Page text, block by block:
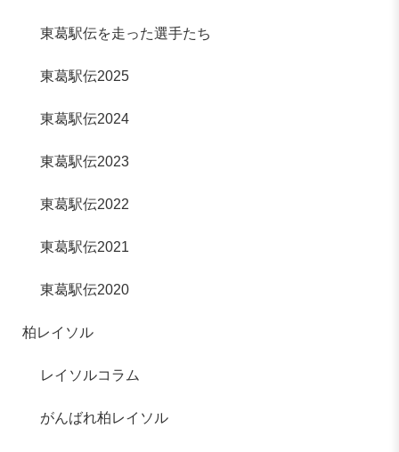
東葛駅伝を走った選手たち
東葛駅伝2025
東葛駅伝2024
東葛駅伝2023
東葛駅伝2022
東葛駅伝2021
東葛駅伝2020
柏レイソル
レイソルコラム
がんばれ柏レイソル